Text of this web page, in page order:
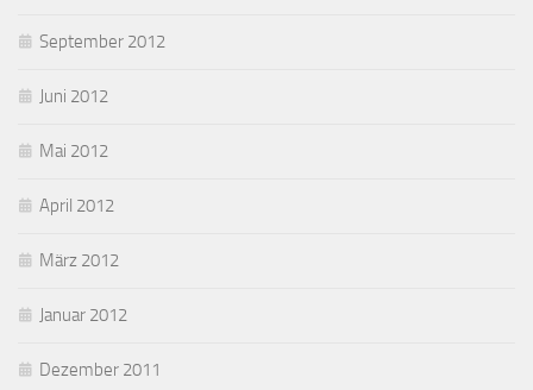
September 2012
Juni 2012
Mai 2012
April 2012
März 2012
Januar 2012
Dezember 2011